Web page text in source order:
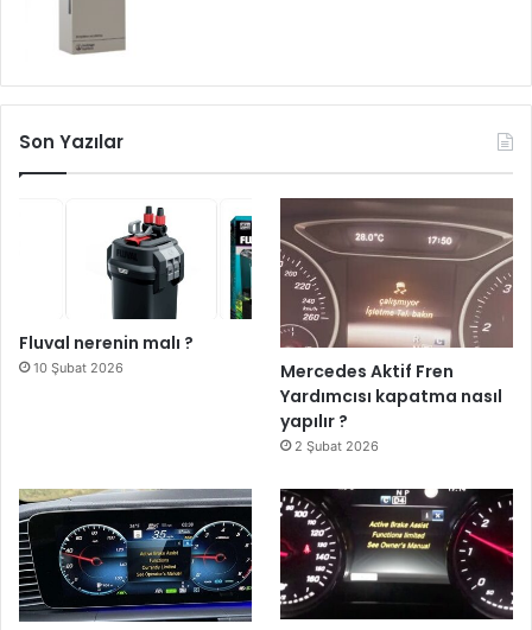
Son Yazılar
Fluval nerenin malı ?
10 Şubat 2026
Mercedes Aktif Fren
Yardımcısı kapatma nasıl
yapılır ?
2 Şubat 2026